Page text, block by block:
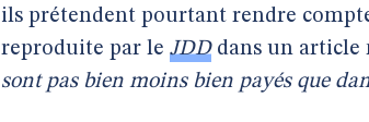
ils prétendent pourtant rendre
reproduite par le JDDdans un article
sont pas bien moins bien payés que